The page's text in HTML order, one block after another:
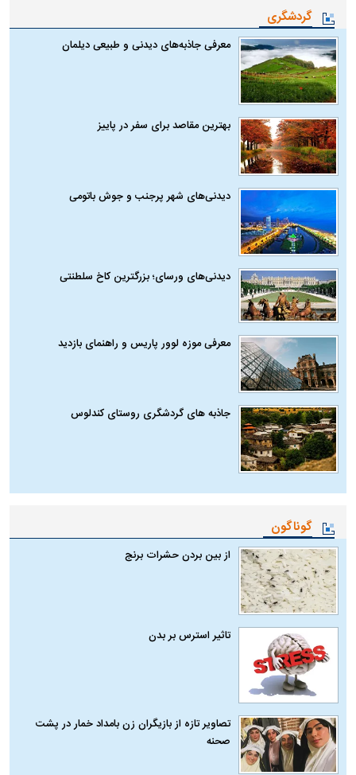
گردشگری
معرفی جاذبه‌های دیدنی و طبیعی دیلمان
بهترین مقاصد برای سفر در پاییز
دیدنی‌های شهر پرجنب و جوش باتومی
دیدنی‌های ورسای؛ بزرگترین کاخ سلطنتی
معرفی موزه لوور پاریس و راهنمای بازدید
جاذبه های گردشگری روستای کندلوس
گوناگون
از بین بردن حشرات برنج
تاثیر استرس بر بدن
تصاویر تازه از بازیگران زن بامداد خمار در پشت
صحنه